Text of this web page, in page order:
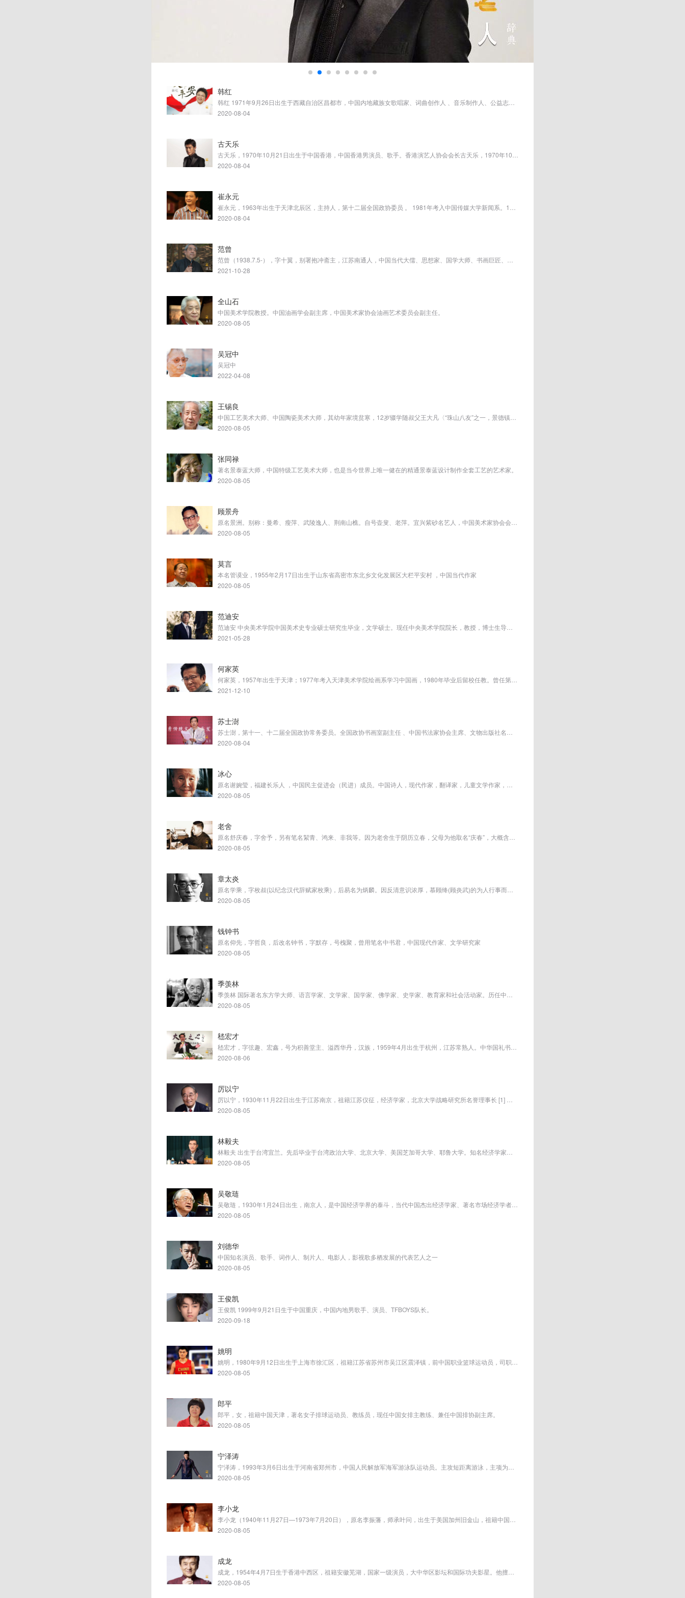
古天乐
韩红
2020-08-04
古天乐
2020-08-04
崔永元
2020-08-04
范曾
2021-10-28
全山石
中国美术学院教授。中国油画学会副主席，中国美术家协会油画艺术委员会副主任。
2020-08-05
吴冠中
吴冠中
2022-04-08
王锡良
2020-08-05
张同禄
著名景泰蓝大师，中国特级工艺美术大师，也是当今世界上唯一健在的精通景泰蓝设计制作全套工艺的艺术家。
2020-08-05
顾景舟
2020-08-05
莫言
本名管谟业，1955年2月17日出生于山东省高密市东北乡文化发展区大栏平安村 ，中国当代作家
2020-08-05
范迪安
2021-05-28
何家英
2021-12-10
苏士澍
2020-08-04
冰心
2020-08-05
老舍
2020-08-05
章太炎
2020-08-05
钱钟书
原名仰先，字哲良，后改名钟书，字默存，号槐聚，曾用笔名中书君，中国现代作家、文学研究家
2020-08-05
季羡林
2020-08-05
嵇宏才
2020-08-06
厉以宁
2020-08-05
林毅夫
2020-08-05
吴敬琏
2020-08-05
刘德华
中国知名演员、歌手、词作人、制片人、电影人，影视歌多栖发展的代表艺人之一
2020-08-05
王俊凯
王俊凯 1999年9月21日生于中国重庆，中国内地男歌手、演员、TFBOYS队长。
2020-09-18
姚明
2020-08-05
郎平
郎平，女，祖籍中国天津，著名女子排球运动员、教练员，现任中国女排主教练、兼任中国排协副主席。
2020-08-05
宁泽涛
2020-08-05
李小龙
2020-08-05
成龙
2020-08-05